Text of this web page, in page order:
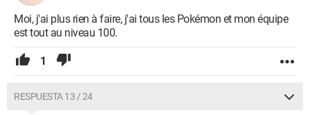
Moi, j'ai plus rien à faire, j'ai tous les Pokémon et mon équipe
est tout au niveau 100.
1
RESPUESTA 13 / 24